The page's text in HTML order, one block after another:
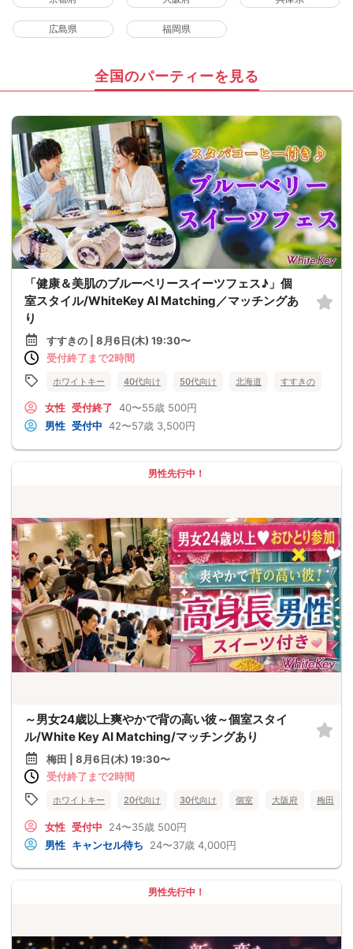
広島県 福岡県
全国のパーティーを見る
「健康＆美肌のブルーベリースイーツフェス♪」個
室スタイル/WhiteKey AI Matching／マッチングあ
り
すすきの | 8月6日(木) 19:30〜
受付終了まで2時間
ホワイトキー 40代向け 50代向け 北海道 すすきの
女性 受付終了 40〜55歳 500円
男性 受付中 42〜57歳 3,500円
男性先行中！
～男女24歳以上爽やかで背の高い彼～個室スタイ
ル/White Key AI Matching/マッチングあり
梅田 | 8月6日(木) 19:30〜
受付終了まで2時間
ホワイトキー 20代向け 30代向け 個室 大阪府 梅田
女性 受付中 24〜35歳 500円
男性 キャンセル待ち 24〜37歳 4,000円
男性先行中！